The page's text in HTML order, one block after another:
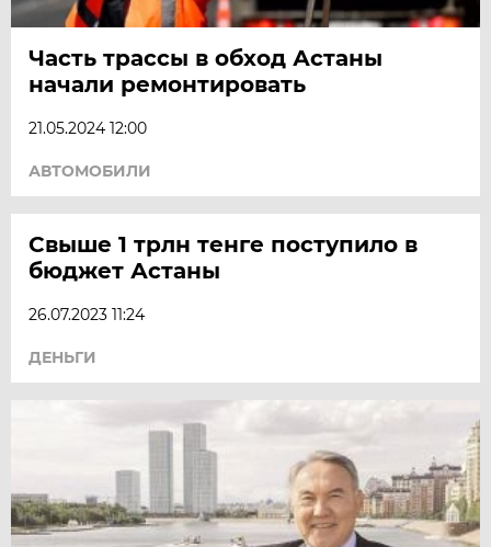
Часть трассы в обход Астаны
начали ремонтировать
21.05.2024 12:00
АВТОМОБИЛИ
Свыше 1 трлн тенге поступило в
бюджет Астаны
26.07.2023 11:24
ДЕНЬГИ